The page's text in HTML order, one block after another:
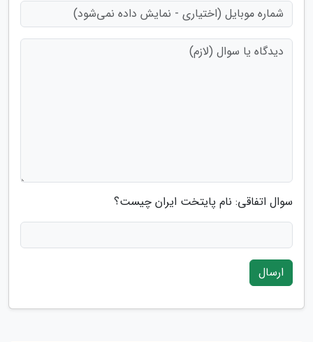
سوال اتفاقی: نام پایتخت ایران چیست؟
ارسال